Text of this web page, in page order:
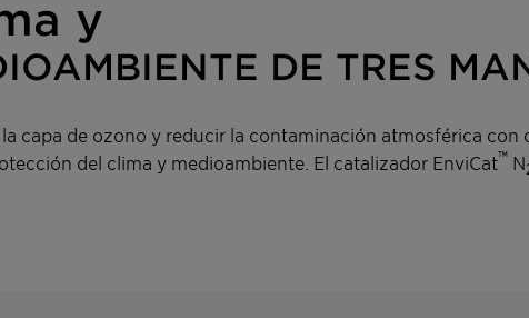
y
DE TRES
capa de ozono y reducir la contaminación atmosférica
del clima y medioambiente. El catalizador EnviCat™ N